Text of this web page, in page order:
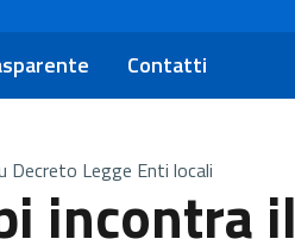
Contatti
Decreto Legge Enti locali
incontra il